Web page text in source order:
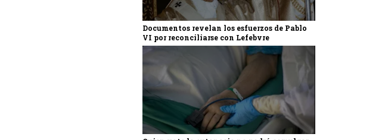
Documentos revelan los esfuerzos de Pablo
VI por reconciliarse con Lefebvre